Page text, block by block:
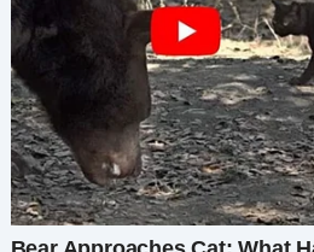
почувствовать себя лучше.
новые друзья, я стала чаще
пытаясь заново открыть
была до того, как меня
матери. Но Борис не был
мне об этом снова и снова.
Пять месяцев назад я